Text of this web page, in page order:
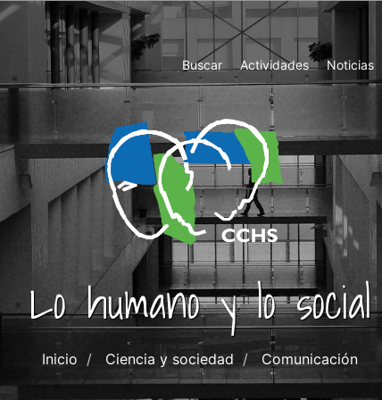
Top
Menu
Buscar Actividades Noticias
Lo humano y lo social
Inicio Ciencia y sociedad Comunicación